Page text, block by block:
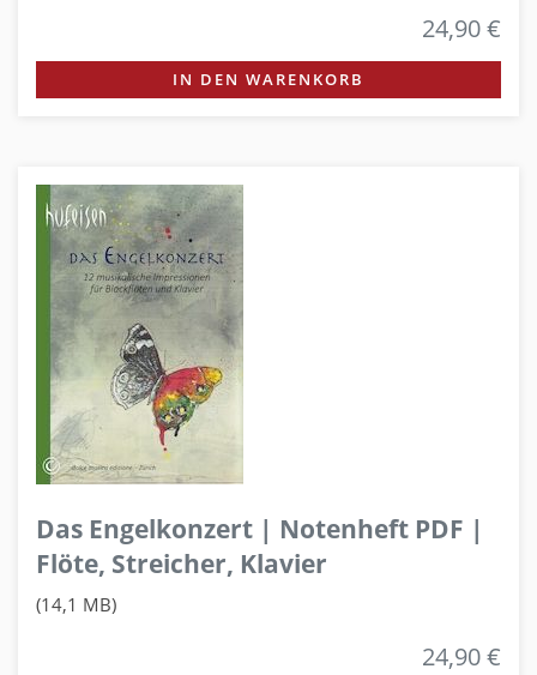
24,90 €
IN DEN WARENKORB
Das Engelkonzert | Notenheft PDF |
Flöte, Streicher, Klavier
(14,1 MB)
24,90 €